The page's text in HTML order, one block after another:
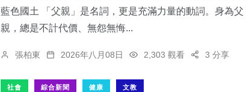
藍色國土 「父親」是名詞，更是充滿力量的動詞。身為父
親，總是不計代價、無怨無悔...
張柏東 2026年八月08日 2,303 觀看 3 分享
社會 綜合新聞 健康 文教